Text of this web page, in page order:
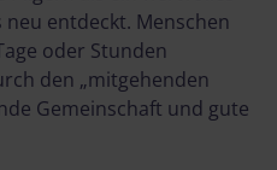
neu entdeckt. Menschen
oder Stunden
den „mitgehenden
Gemeinschaft und gute